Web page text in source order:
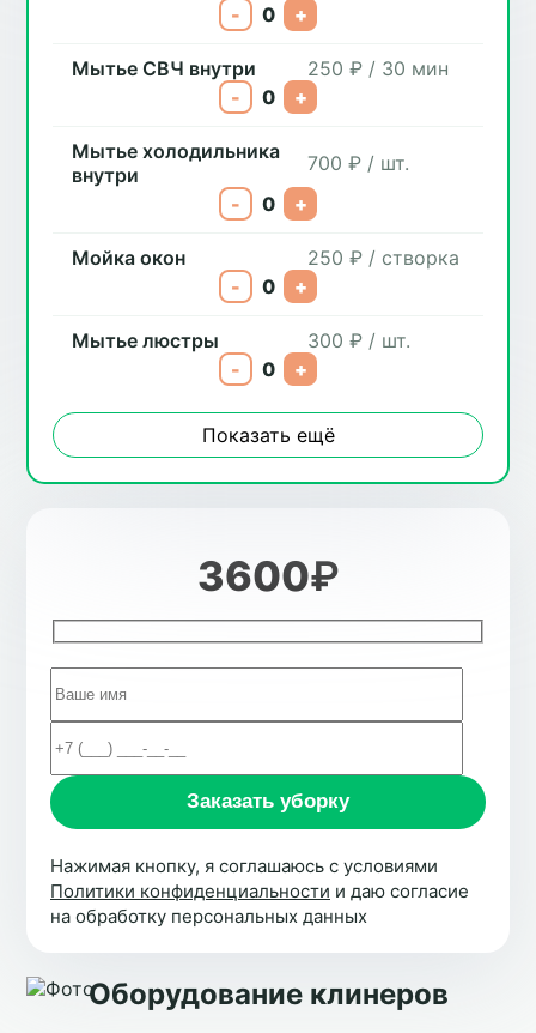
- 0 +
Мытье СВЧ внутри
250 ₽ / 30 мин
-
0 +
Мытье холодильника
внутри
700 ₽ / шт.
-
0 +
Мойка окон
250 ₽ / створка
-
0 +
Мытье люстры
300 ₽ / шт.
-
0 +
Показать ещё
3600₽
Нажимая кнопку, я соглашаюсь с условиями
Политики конфиденциальности и даю согласие
на обработку персональных данных
Оборудование клинеров